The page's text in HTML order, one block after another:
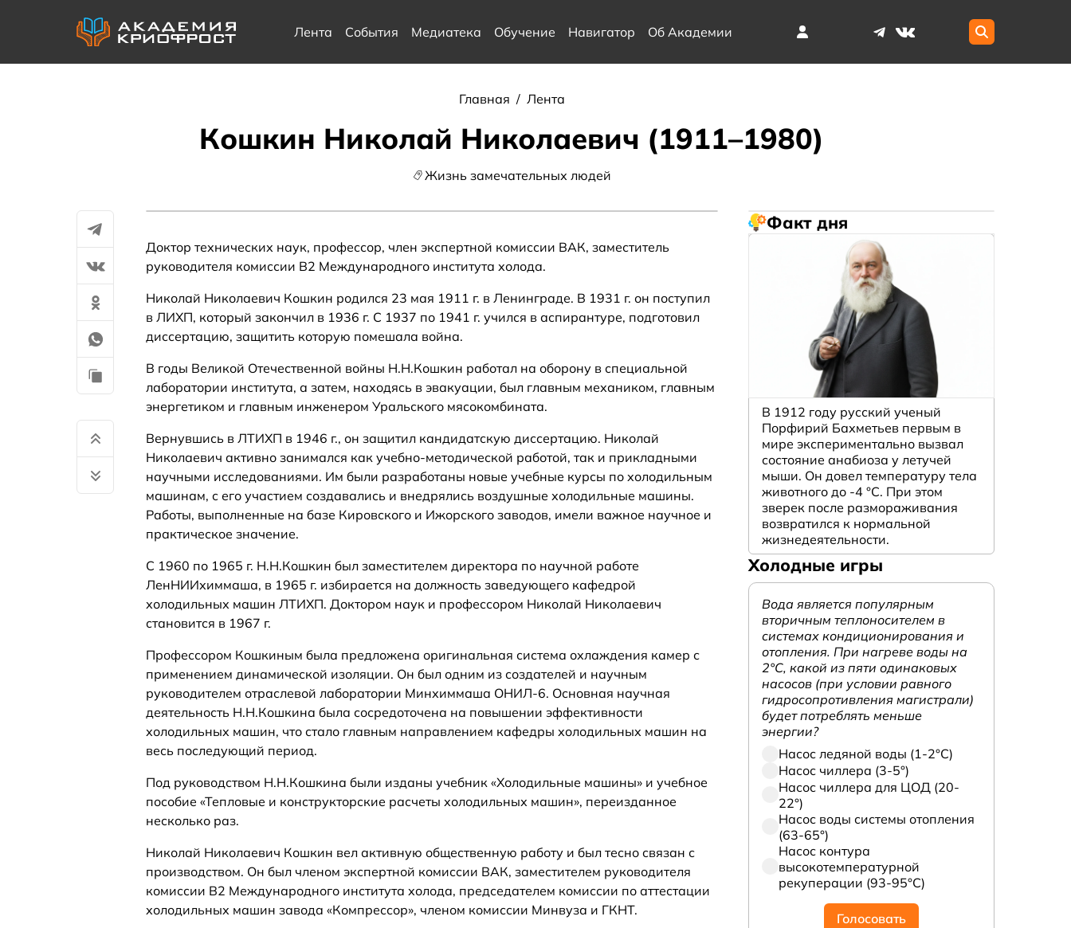
Лента События Медиатека Обучение Навигатор Об Академии
Главная / Лента
Кошкин Николай Николаевич (1911–1980)
Жизнь замечательных людей
Доктор технических наук, профессор, член экспертной комиссии ВАК, заместитель
руководителя комиссии В2 Международного института холода.
Николай Николаевич Кошкин родился 23 мая 1911 г. в Ленинграде. В 1931 г. он поступил
в ЛИХП, который закончил в 1936 г. С 1937 по 1941 г. учился в аспирантуре, подготовил
диссертацию, защитить которую помешала война.
В годы Великой Отечественной войны Н.Н.Кошкин работал на оборону в специальной
лаборатории института, а затем, находясь в эвакуации, был главным механиком, главным
энергетиком и главным инженером Уральского мясокомбината.
Вернувшись в ЛТИХП в 1946 г., он защитил кандидатскую диссертацию. Николай
Николаевич активно занимался как учебно-методической работой, так и прикладными
научными исследованиями. Им были разработаны новые учебные курсы по холодильным
машинам, с его участием создавались и внедрялись воздушные холодильные машины.
Работы, выполненные на базе Кировского и Ижорского заводов, имели важное научное и
практическое значение.
С 1960 по 1965 г. Н.Н.Кошкин был заместителем директора по научной работе
ЛенНИИхиммаша, в 1965 г. избирается на должность заведующего кафедрой
холодильных машин ЛТИХП. Доктором наук и профессором Николай Николаевич
становится в 1967 г.
Профессором Кошкиным была предложена оригинальная система охлаждения камер с
применением динамической изоляции. Он был одним из создателей и научным
руководителем отраслевой лаборатории Минхиммаша ОНИЛ-6. Основная научная
деятельность Н.Н.Кошкина была сосредоточена на повышении эффективности
холодильных машин, что стало главным направлением кафедры холодильных машин на
весь последующий период.
Под руководством Н.Н.Кошкина были изданы учебник «Холодильные машины» и учебное
пособие «Тепловые и конструкторские расчеты холодильных машин», переизданное
несколько раз.
Николай Николаевич Кошкин вел активную общественную работу и был тесно связан с
производством. Он был членом экспертной комиссии ВАК, заместителем руководителя
комиссии В2 Международного института холода, председателем комиссии по аттестации
холодильных машин завода «Компрессор», членом комиссии Минвуза и ГКНТ.
Факт дня
В 1912 году русский ученый
Порфирий Бахметьев первым в
мире экспериментально вызвал
состояние анабиоза у летучей
мыши. Он довел температуру тела
животного до -4 °C. При этом
зверек после размораживания
возвратился к нормальной
жизнедеятельности.
Холодные игры
Вода является популярным
вторичным теплоносителем в
системах кондиционирования и
отопления. При нагреве воды на
2°С, какой из пяти одинаковых
насосов (при условии равного
гидросопротивления магистрали)
будет потреблять меньше
энергии?
Насос ледяной воды (1-2°С)
Насос чиллера (3-5°)
Насос чиллера для ЦОД (20-
22°)
Насос воды системы отопления
(63-65°)
Насос контура
высокотемпературной
рекуперации (93-95°С)
Голосовать